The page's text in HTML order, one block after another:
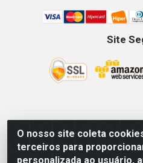
O nosso site coleta
terceiros para
personalizada ao usuário,
Site
GKSEG EPI Maquinas e
Vargas, 2066 Centro, Imperatriz/
11.191.946/0001-07 -